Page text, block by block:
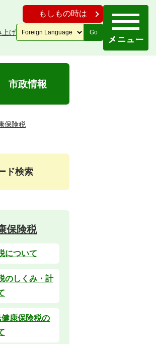
もしもの時は
上げ Go
市政情報
保険税
ド検索
保険税
について
のしくみ・計
康保険税の